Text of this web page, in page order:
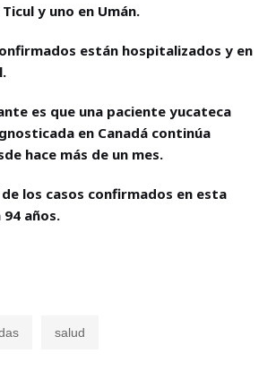
y uno en Umán.
están hospitalizados y en
es que una paciente yucateca
en Canadá continúa
hace más de un mes.
los casos confirmados en esta
años.
salud